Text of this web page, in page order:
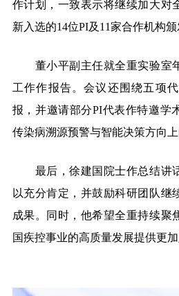
作计划，一致表示将继续加大对
新入选的14位PI及11家合作机构颁
董小平副主任就全重实验室
工作作报告。会议还围绕五项
报，并邀请部分PI代表作特邀学
传染病溯源预警与智能决策方向上
最后，徐建国院士作总结讲
以充分肯定，并鼓励科研团队继
成果。同时，他希望全重持续聚
国疾控事业的高质量发展提供更加